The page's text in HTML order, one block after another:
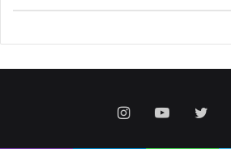
Facebook
Twitter
YouTube